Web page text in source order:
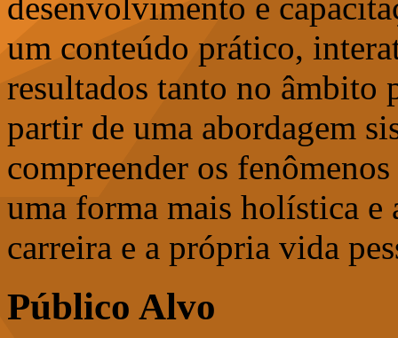
um conteúdo prático,
resultados tanto no âmbito
partir de uma abordagem
compreender os
uma forma mais holística e
carreira e a própria vida
Público Alvo